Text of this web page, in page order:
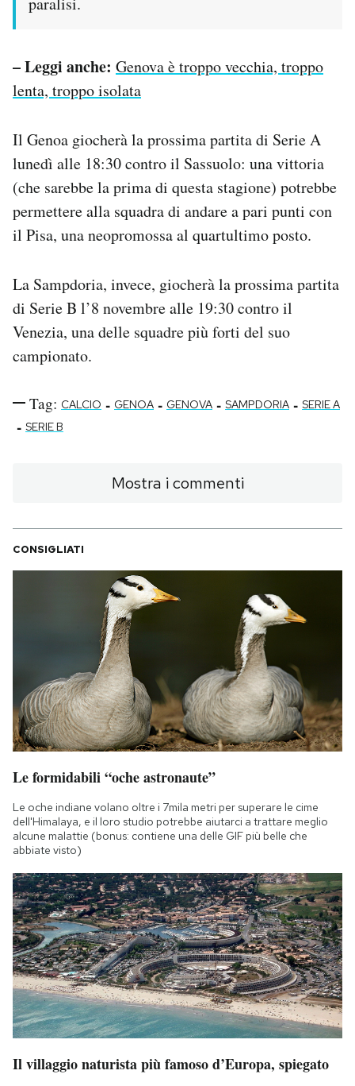
– Leggi anche: Genova è troppo vecchia, troppo
lenta, troppo isolata
Il Genoa giocherà la prossima partita di Serie A
lunedì alle 18:30 contro il Sassuolo: una vittoria
(che sarebbe la prima di questa stagione) potrebbe
permettere alla squadra di andare a pari punti con
il Pisa, una neopromossa al quartultimo posto.
La Sampdoria, invece, giocherà la prossima partita
di Serie B l’8 novembre alle 19:30 contro il
Venezia, una delle squadre più forti del suo
campionato.
Tag: CALCIO - GENOA - GENOVA - SAMPDORIA - SERIE A
- SERIE B
Mostra i commenti
CONSIGLIATI
Le formidabili “oche astronaute”
Le oche indiane volano oltre i 7mila metri per superare le cime
dell'Himalaya, e il loro studio potrebbe aiutarci a trattare meglio
alcune malattie (bonus: contiene una delle GIF più belle che
abbiate visto)
Il villaggio naturista più famoso d’Europa, spiegato